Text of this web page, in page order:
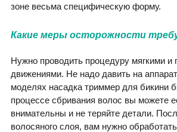
зоне весьма специфическую форму.
Какие меры осторожности
Нужно проводить процедуру мягкими и
движениями. Не надо давить на
моделях насадка триммер для бикини
процессе сбривания волос вы можете
внимательны и не теряйте детали.
волосяного слоя, вам нужно